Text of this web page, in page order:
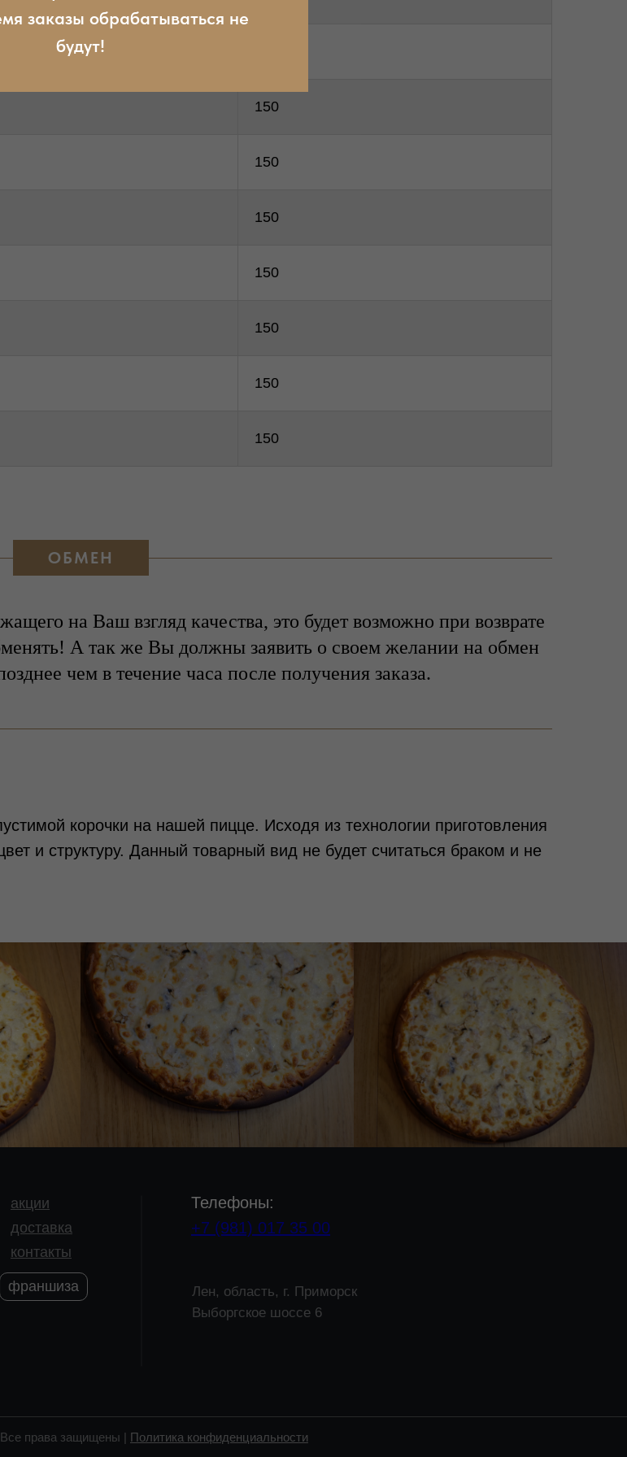
150
150
150
150
150
150
150
ОБМЕН
на Ваш взгляд качества, это будет возможно при возврате
А так же Вы должны заявить о своем желании на обмен
чем в течение часа после получения заказа.
корочки на нашей пицце. Исходя из технологии приготовления
и структуру. Данный товарный вид не будет считаться браком и не
права защищены | Политика конфиденциальности
акции
доставка
контакты
Телефоны:
+7 (981) 017 35 00
франшиза
Лен, область, г. Приморск
Выборгское шоссе 6
заказы обрабатываться не
будут!